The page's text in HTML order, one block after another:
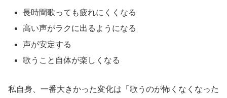
長時間歌っても疲れにくくなる
高い声がラクに出るようになる
声が安定する
歌うこと自体が楽しくなる
私自身、一番大きかった変化は「歌うのが怖くなくなった